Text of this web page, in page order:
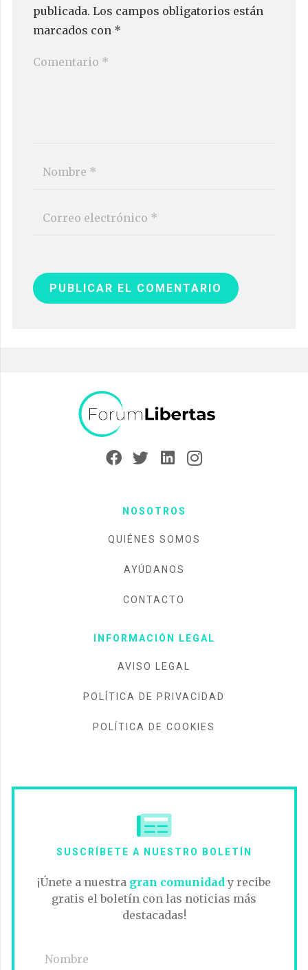
publicada. Los campos obligatorios están
marcados con *
PUBLICAR EL COMENTARIO
NOSOTROS
QUIÉNES SOMOS
AYÚDANOS
CONTACTO
INFORMACIÓN LEGAL
AVISO LEGAL
POLÍTICA DE PRIVACIDAD
POLÍTICA DE COOKIES
SUSCRÍBETE A NUESTRO BOLETÍN
¡Únete a nuestra gran comunidady recibe
gratis el boletín con las noticias más
destacadas!